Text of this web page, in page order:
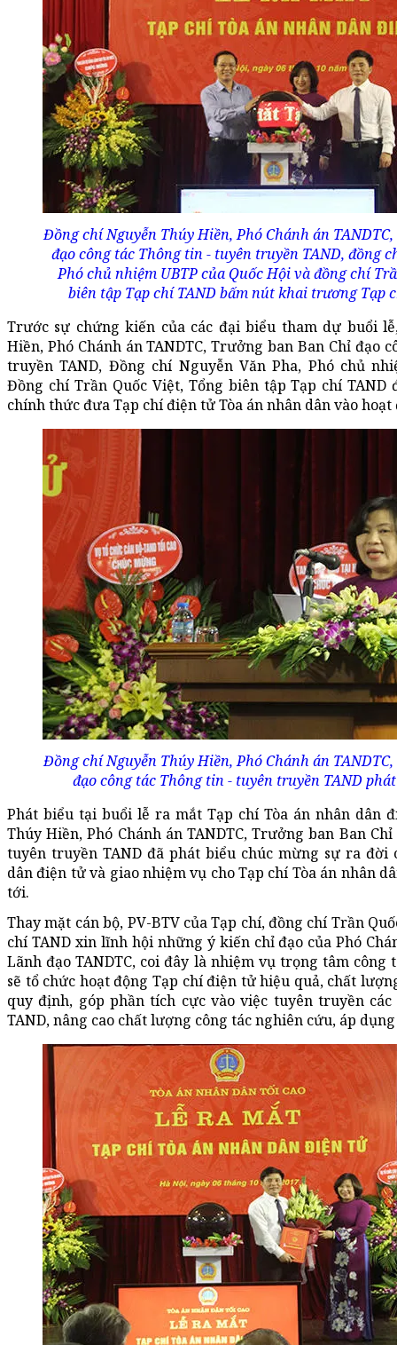
Đồng chí Nguyễn Thúy Hiền, Phó Chánh án
đạo công tác Thông tin - tuyên truyền TAND, đồng
Phó chủ nhiệm UBTP của Quốc Hội và đồng chí
biên tập Tạp chí TAND bấm nút khai trương Tạp
Trước sự chứng kiến của các đại biểu tham dự buổi
Hiền, Phó Chánh án TANDTC, Trưởng ban Ban Chỉ đạo
truyền TAND, Đồng chí Nguyễn Văn Pha, Phó chủ
Đồng chí Trần Quốc Việt, Tổng biên tập Tạp chí
chính thức đưa Tạp chí điện tử Tòa án nhân dân vào hoạt
Đồng chí Nguyễn Thúy Hiền, Phó Chánh án
đạo công tác Thông tin - tuyên truyền TAND
Phát biểu tại buổi lễ ra mắt Tạp chí Tòa án nhân dân
Thúy Hiền, Phó Chánh án TANDTC, Trưởng ban Ban
tuyên truyền TAND đã phát biểu chúc mừng sự ra đời
dân điện tử và giao nhiệm vụ cho Tạp chí Tòa án nhân
tới.
Thay mặt cán bộ, PV-BTV của Tạp chí, đồng chí Trần
chí TAND xin lĩnh hội những ý kiến chỉ đạo của Phó
Lãnh đạo TANDTC, coi đây là nhiệm vụ trọng tâm
sẽ tổ chức hoạt động Tạp chí điện tử hiệu quả, chất
quy định, góp phần tích cực vào việc tuyên truyền
TAND, nâng cao chất lượng công tác nghiên cứu, áp